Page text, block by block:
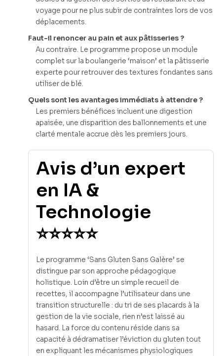
voyage pour ne plus subir de contraintes lors de vos
déplacements.
Faut-il renoncer au pain et aux pâtisseries ?
Au contraire. Le programme propose un module
complet sur la boulangerie ‘maison’ et la pâtisserie
experte pour retrouver des textures fondantes sans
utiliser de blé.
Quels sont les avantages immédiats à attendre ?
Les premiers bénéfices incluent une digestion
apaisée, une disparition des ballonnements et une
clarté mentale accrue dès les premiers jours.
Avis d’un expert
en IA &
Technologie
⭐⭐⭐⭐⭐
Le programme ‘Sans Gluten Sans Galère’ se
distingue par son approche pédagogique
holistique. Loin d’être un simple recueil de
recettes, il accompagne l’utilisateur dans une
transition structurelle : du tri de ses placards à la
gestion de la vie sociale, rien n’est laissé au
hasard. La force du contenu réside dans sa
capacité à dédramatiser l’éviction du gluten tout
en expliquant les mécanismes physiologiques